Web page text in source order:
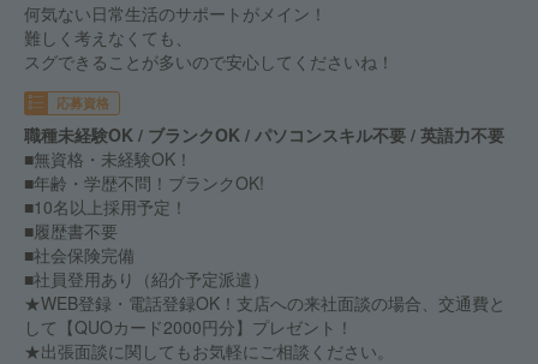
何気ない日常生活のサポートがメイン！
難しく考えなくても、
スグできることが多いので安心してくださいね！
応募資格
職種未経験OK / ブランクOK / パソコンスキル不要 / 英語力不要
■無資格・未経験OK！
■年齢・学歴不問！ブランクOK!
■10名以上採用予定！
■履歴書不要
■社会保険完備
■社員登用あり（紹介予定派遣）
★WEB登録・電話登録OK！支店への来社面談の場合、交通費と
して【QUOカード2000円分】プレゼント！
★出張面談に関してもお気軽にご相談ください。